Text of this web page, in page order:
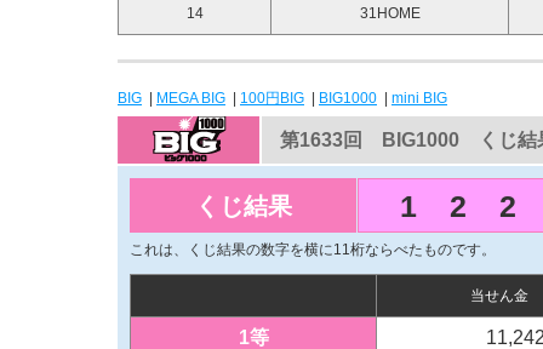
14 31HOME
BIG MEGA BIG 100円BIG BIG1000 mini BIG
第1633回 BIG1000 くじ結
くじ結果 1 2 2
これは、くじ結果の数字を横に11桁ならべたものです。
当せん金
1等